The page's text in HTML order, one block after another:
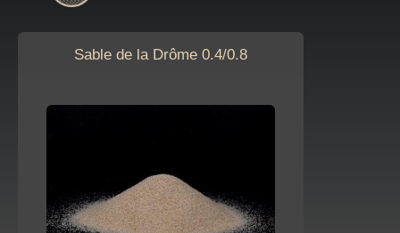
Sable de la Drôme 0.4/0.8